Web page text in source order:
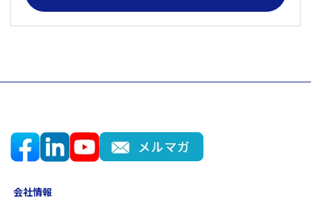
会社情報